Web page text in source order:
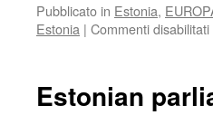
Pubblicato in Estonia,
Estonia | Commenti disabilitatisu
Estonian